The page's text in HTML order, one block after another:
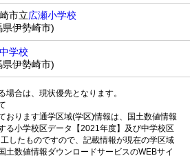
市立広瀬小学校
県伊勢崎市)
学校
県伊勢崎市)
合は、現状優先となります。
おります通学区域(学区)情報は、国土数値情報
る小学校区データ【2021年度】及び中学校区
したものですので、記載情報が現在の学区域
土数値情報ダウンロードサービスのWEBサイ